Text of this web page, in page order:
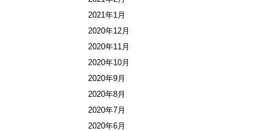
2021年1月
2020年12月
2020年11月
2020年10月
2020年9月
2020年8月
2020年7月
2020年6月